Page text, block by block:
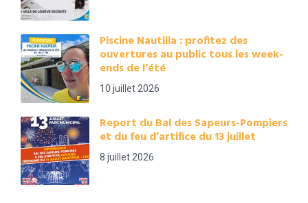
Piscine Nautilia : profitez des
ouvertures au public tous les week-
ends de l’été
10 juillet 2026
Report du Bal des Sapeurs-Pompiers
et du feu d’artifice du 13 juillet
8 juillet 2026